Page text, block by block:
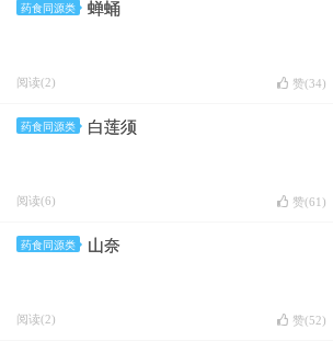
药食同源类 蝉蛹
阅读(2) 赞(34)
药食同源类 白莲须
阅读(6) 赞(61 )
药食同源类 山奈
阅读(2) 赞(52)